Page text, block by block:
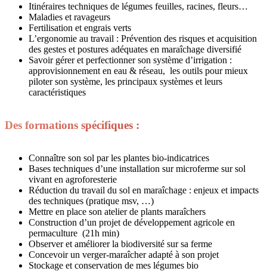
Itinéraires techniques de légumes feuilles, racines, fleurs…
Maladies et ravageurs
Fertilisation et engrais verts
L’ergonomie au travail : Prévention des risques et acquisition
des gestes et postures adéquates en maraîchage diversifié
Savoir gérer et perfectionner son système d’irrigation :
approvisionnement en eau & réseau, les outils pour mieux
piloter son système, les principaux systèmes et leurs
caractéristiques
Des formations spécifiques :
Connaître son sol par les plantes bio-indicatrices
Bases techniques d’une installation sur microferme sur sol
vivant en agroforesterie
Réduction du travail du sol en maraîchage : enjeux et impacts
des techniques (pratique msv, …)
Mettre en place son atelier de plants maraîchers
Construction d’un projet de développement agricole en
permaculture (21h min)
Observer et améliorer la biodiversité sur sa ferme
Concevoir un verger-maraîcher adapté à son projet
Stockage et conservation de mes légumes bio